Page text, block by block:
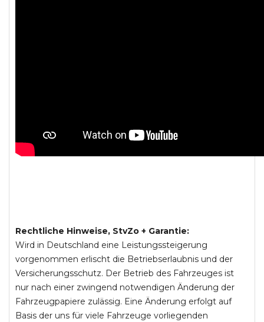
Rechtliche Hinweise, StvZo + Garantie:
Wird in Deutschland eine Leistungssteigerung
vorgenommen erlischt die Betriebserlaubnis und der
Versicherungsschutz. Der Betrieb des Fahrzeuges ist
nur nach einer zwingend notwendigen Änderung der
Fahrzeugpapiere zulässig. Eine Änderung erfolgt auf
Basis der uns für viele Fahrzeuge vorliegenden